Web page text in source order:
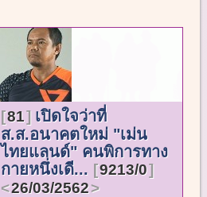
81
เปิดใจว่าที่
ส.ส.อนาคตใหม่ "เม่น
ไทยแลนด์" คนพิการทาง
กายหนึ่งเดี...
9213/0
26/03/2562